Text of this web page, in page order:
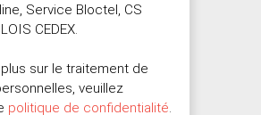
Service Bloctel, CS
CEDEX.
sur le traitement de
veuillez
politique de confidentialité.